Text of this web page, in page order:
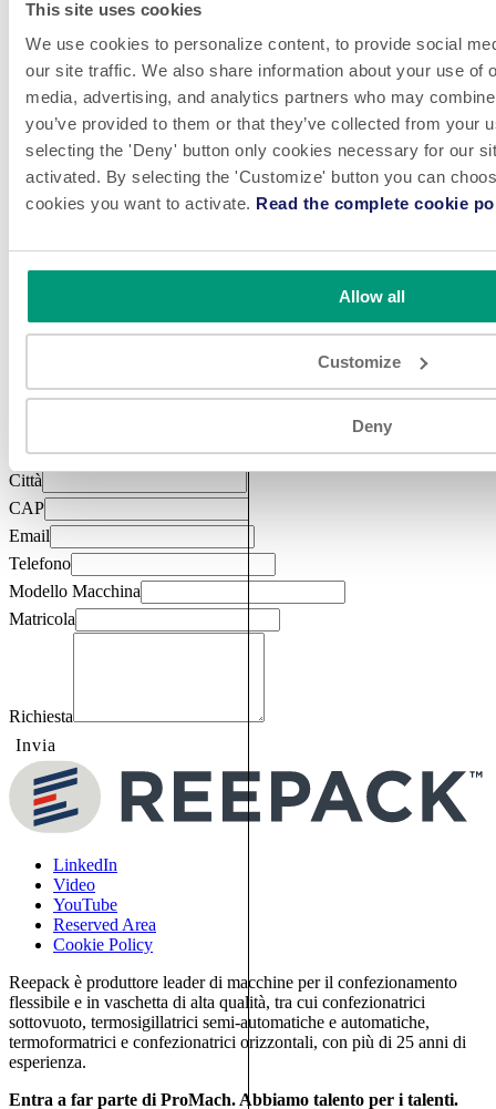
This site uses cookies
We use cookies to personalize content, to provide social
our site traffic. We also share information about your use of
media, advertising, and analytics partners who may
you’ve provided to them or that they’ve collected from your
selecting the 'Deny' button only cookies necessary for our
activated. By selecting the 'Customize' button you can
cookies you want to activate. Read the complete cookie
Allow all
Customize
Deny
Lettura guidata dello schema pneumatico, schemi ed esercizi
Imparare i singoli componenti che interagiscono, la migliore
preparazione per un efficace diagnosi dei guasti ed eventuali
riparazioni.
Per il personale addetto alla manutenzione
Completa il seguente form per richiedere una sessione di formazione
Nome
Società
Indirizzo
Città
CAP
Email
Telefono
Modello Macchina
Matricola
Richiesta
Invia
LinkedIn
Video
YouTube
Reserved Area
Cookie Policy
Reepack è produttore leader di macchine per il confezionamento
flessibile e in vaschetta di alta qualità, tra cui confezionatrici
sottovuoto, termosigillatrici semi-automatiche e automatiche,
termoformatrici e confezionatrici orizzontali, con più di 25 anni di
esperienza.
Entra a far parte di ProMach. Abbiamo talento per i talenti.